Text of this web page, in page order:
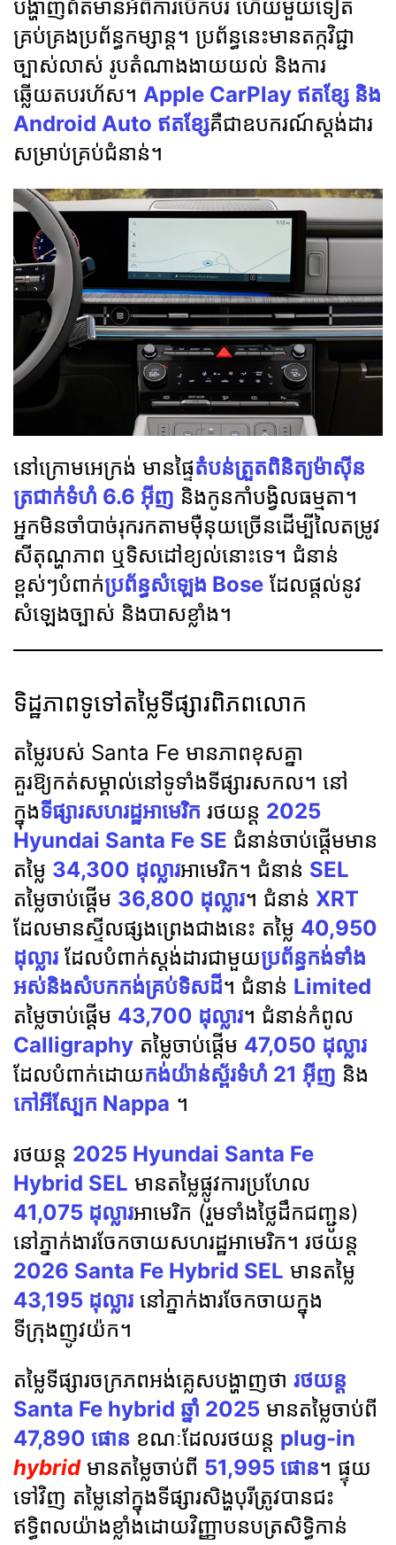
បង្ហាញព័ត៌មានអំពីការបើកបរ ហើយមួយទៀត
គ្រប់គ្រងប្រព័ន្ធកម្សាន្ត។ ប្រព័ន្ធនេះមានតក្កវិជ្ជា
ច្បាស់លាស់ រូបតំណាងងាយយល់ និងការ
ឆ្លើយតបរហ័ស។ Apple CarPlay ឥតខ្សែ និង
Android Auto ឥតខ្សែគឺជាឧបករណ៍ស្តង់ដារ
សម្រាប់គ្រប់ជំនាន់។
នៅក្រោមអេក្រង់ មានផ្ទៃតំបន់ត្រួតពិនិត្យម៉ាស៊ីន
ត្រជាក់ទំហំ 6.6 អ៊ីញ និងកូនកាំបង្វិលធម្មតា។
អ្នកមិនចាំបាច់រុករកតាមម៉ឺនុយច្រើនដើម្បីលៃតម្រូវ
សីតុណ្ហភាព ឬទិសដៅខ្យល់នោះទេ។ ជំនាន់
ខ្ពស់ៗបំពាក់ប្រព័ន្ធសំឡេង Bose ដែលផ្តល់នូវ
សំឡេងច្បាស់ និងបាសខ្លាំង។
ទិដ្ឋភាពទូទៅតម្លៃទីផ្សារពិភពលោក
តម្លៃរបស់ Santa Fe មានភាពខុសគ្នា
គួរឱ្យកត់សម្គាល់នៅទូទាំងទីផ្សារសកល។ នៅ
ក្នុងទីផ្សារសហរដ្ឋអាមេរិក រថយន្ត 2025
Hyundai Santa Fe SE ជំនាន់ចាប់ផ្តើមមាន
តម្លៃ 34,300 ដុល្លារអាមេរិក។ ជំនាន់ SEL
តម្លៃចាប់ផ្តើម 36,800 ដុល្លារ។ ជំនាន់ XRT
ដែលមានស្ទីលផ្សងព្រេងជាងនេះ តម្លៃ 40,950
ដុល្លារ ដែលបំពាក់ស្តង់ដារជាមួយប្រព័ន្ធកង់ទាំង
អស់និងសំបកកង់គ្រប់ទិសដី។ ជំនាន់ Limited
តម្លៃចាប់ផ្តើម 43,700 ដុល្លារ។ ជំនាន់កំពូល
Calligraphy តម្លៃចាប់ផ្តើម 47,050 ដុល្លារ
ដែលបំពាក់ដោយកង់យ៉ាន់ស្ព័រទំហំ 21 អ៊ីញ និង
កៅអីស្បែក Nappa ។
រថយន្ត 2025 Hyundai Santa Fe
Hybrid SEL មានតម្លៃផ្លូវការប្រហែល
41,075 ដុល្លារអាមេរិក (រួមទាំងថ្លៃដឹកជញ្ជូន)
នៅភ្នាក់ងារចែកចាយសហរដ្ឋអាមេរិក។ រថយន្ត
2026 Santa Fe Hybrid SEL មានតម្លៃ
43,195 ដុល្លារ នៅភ្នាក់ងារចែកចាយក្នុង
ទីក្រុងញូវយ៉ក។
តម្លៃ​ទីផ្សារ​ចក្រភព​អង់គ្លេស​បង្ហាញ​ថា រថយន្ត
Santa Fe hybrid ឆ្នាំ 2025 មាន​តម្លៃ​ចាប់​ពី
47,890 ផោន ខណៈ​ដែល​រថយន្ត plug-in
hybridមាន​តម្លៃ​ចាប់​ពី 51,995 ផោន។ ផ្ទុយ
ទៅវិញ តម្លៃនៅក្នុងទីផ្សារសិង្ហបុរីត្រូវបានជះ
ឥទ្ធិពលយ៉ាងខ្លាំងដោយវិញ្ញាបនបត្រសិទ្ធិកាន់